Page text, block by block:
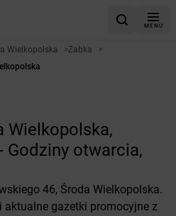
MENU
Wielkopolska >Żabka
>
Wielkopolska,
Godziny otwarcia,
46, Środa Wielkopolska.
gazetki promocyjne z